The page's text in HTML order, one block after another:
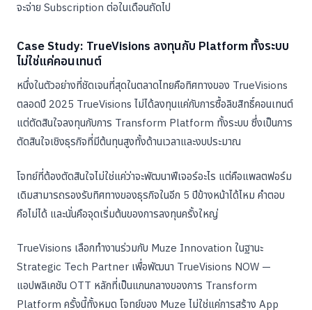
จะจ่าย Subscription ต่อในเดือนถัดไป
Case Study: TrueVisions ลงทุนกับ Platform ทั้งระบบ
ไม่ใช่แค่คอนเทนต์
หนึ่งในตัวอย่างที่ชัดเจนที่สุดในตลาดไทยคือทิศทางของ TrueVisions
ตลอดปี 2025 TrueVisions ไม่ได้ลงทุนแค่กับการซื้อลิขสิทธิ์คอนเทนต์
แต่ตัดสินใจลงทุนกับการ Transform Platform ทั้งระบบ ซึ่งเป็นการ
ตัดสินใจเชิงธุรกิจที่มีต้นทุนสูงทั้งด้านเวลาและงบประมาณ
โจทย์ที่ต้องตัดสินใจไม่ใช่แค่ว่าจะพัฒนาฟีเจอร์อะไร แต่คือแพลตฟอร์ม
เดิมสามารถรองรับทิศทางของธุรกิจในอีก 5 ปีข้างหน้าได้ไหม คำตอบ
คือไม่ได้ และนั่นคือจุดเริ่มต้นของการลงทุนครั้งใหญ่
TrueVisions เลือกทำงานร่วมกับ Muze Innovation ในฐานะ
Strategic Tech Partner เพื่อพัฒนา TrueVisions NOW —
แอปพลิเคชัน OTT หลักที่เป็นแกนกลางของการ Transform
Platform ครั้งนี้ทั้งหมด โจทย์ของ Muze ไม่ใช่แค่การสร้าง App